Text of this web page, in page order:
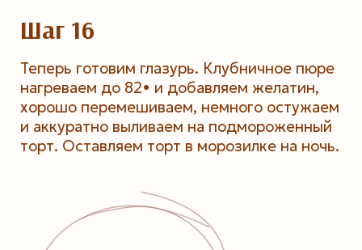
Шаг 16
Теперь готовим глазурь. Клубничное пюре
нагреваем до 82• и добавляем желатин,
хорошо перемешиваем, немного остужаем
и аккуратно выливаем на подмороженный
торт. Оставляем торт в морозилке на ночь.